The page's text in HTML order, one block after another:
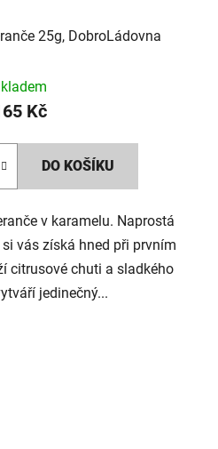
25g, DobroLádovna
Kč
DO KOŠÍKU
v karamelu. Naprostá
vás získá hned při prvním
citrusové chuti a sladkého
jedinečný...